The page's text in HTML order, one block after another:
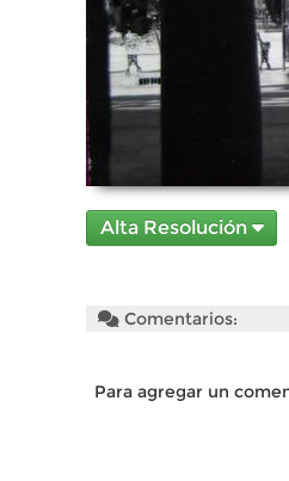
Alta Resolución
Comentarios:
Para agregar un